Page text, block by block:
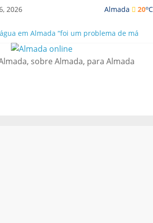
Almada 20oC
2026
em Almada “foi um problema de má
asiática invade a Casa Amarela
60 anos com programa cultural entre
Almada renovada até final de Agosto
sobre Almada, para Almada